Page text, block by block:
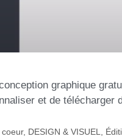
graphique
et de
, DESIGN & VISUEL